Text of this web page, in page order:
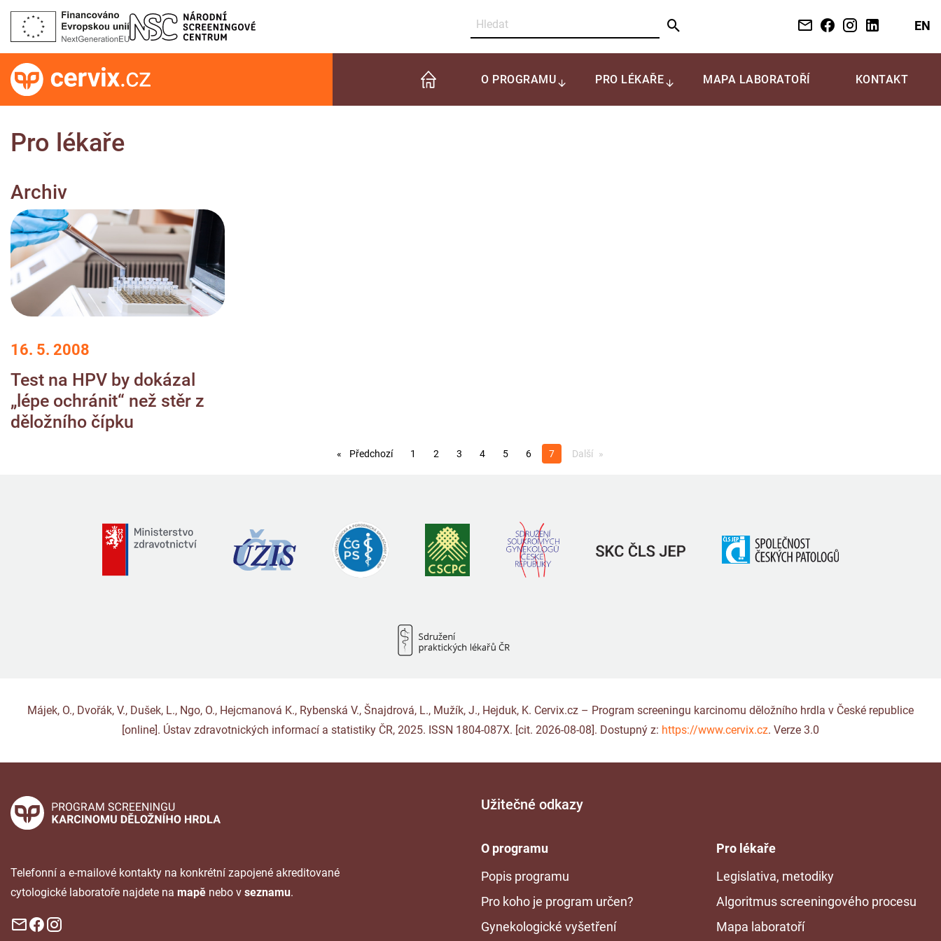
EN
O PROGRAMU PRO LÉKAŘE MAPA LABORATOŘÍ KONTAKT
Pro lékaře
Archiv
16. 5. 2008
Test na HPV by dokázal
„lépe ochránit“ než stěr z
děložního čípku
Předchozí 1 2 3 4 5 6 Jste na stránce
7 Další
Májek, O., Dvořák, V., Dušek, L., Ngo, O., Hejcmanová K., Rybenská V., Šnajdrová, L., Mužík, J., Hejduk, K. Cervix.cz – Program screeningu karcinomu děložního hrdla v České republice
[online]. Ústav zdravotnických informací a statistiky ČR, 2025. ISSN 1804-087X. [cit. 2026-08-08]. Dostupný z: https://www.cervix.cz. Verze 3.0
Telefonní a e-mailové kontakty na konkrétní zapojené akreditované
cytologické laboratoře najdete na mapě nebo v seznamu.
Užitečné odkazy
O programu
Popis programu
Pro koho je program určen?
Gynekologické vyšetření
Pro lékaře
Legislativa, metodiky
Algoritmus screeningového procesu
Mapa laboratoří